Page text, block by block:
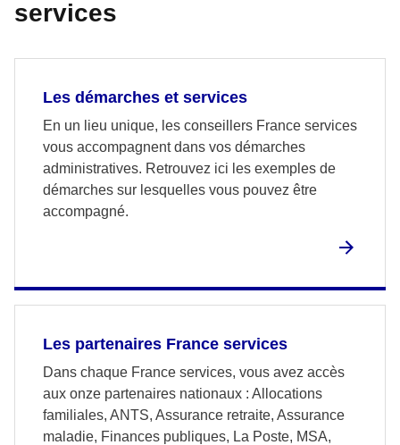
services
Les démarches et services
En un lieu unique, les conseillers France services
vous accompagnent dans vos démarches
administratives. Retrouvez ici les exemples de
démarches sur lesquelles vous pouvez être
accompagné.
Les partenaires France services
Dans chaque France services, vous avez accès
aux onze partenaires nationaux : Allocations
familiales, ANTS, Assurance retraite, Assurance
maladie, Finances publiques, La Poste, MSA,